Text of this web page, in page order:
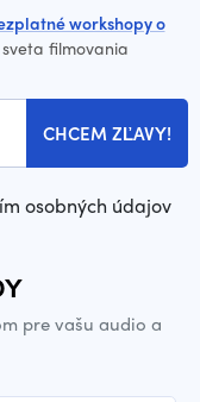
workshopy o
filmovania
CHCEM ZĽAVY!
osobných údajov
pre vašu audio a